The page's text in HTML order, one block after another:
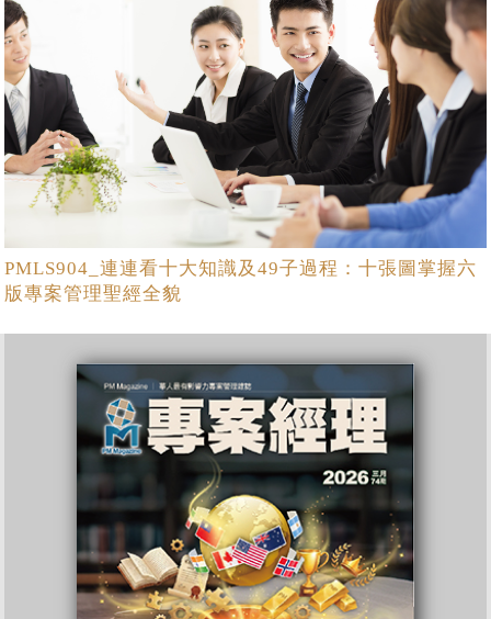
PMLS904_連連看十大知識及49子過程：十張圖掌握六
版專案管理聖經全貌